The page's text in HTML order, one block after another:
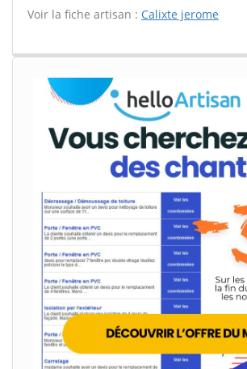
Voir la fiche artisan : Calixte jerome